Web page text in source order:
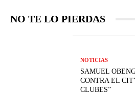
NO TE LO PIERDAS
NOTICIAS
SAMUEL
CONTRA EL
CLUBES”